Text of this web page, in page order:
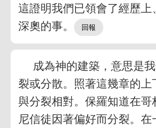
這證明我們已領會了經歷上
深奧的事。
成為神的建築，意思是
裂或分散。照著這幾章的上
與分裂相對。保羅知道在哥
尼信徒因著偏好而分裂。在